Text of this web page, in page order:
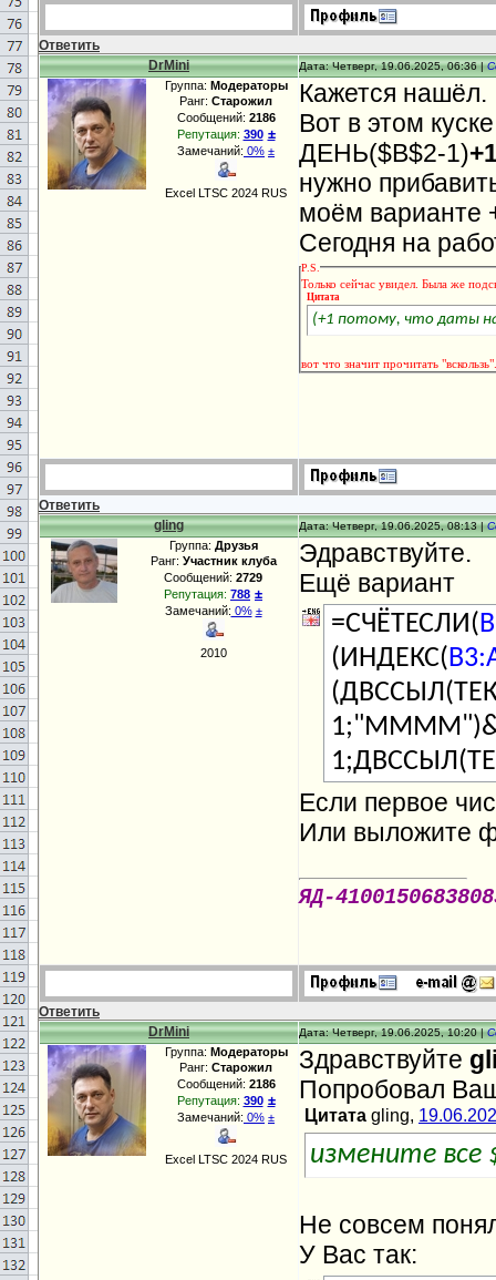
Ответить
DrMini
Дата: Четверг, 19.06.2025, 06:36 |
Группа: Модераторы
Ранг: Старожил
Сообщений: 2186
Репутация: 390 ±
Замечаний: 0% ±
Excel LTSC 2024 RUS
Кажется нашёл.
Вот в этом
ДЕНЬ($B$2-1)
нужно
моём варианте
Сегодня на
P.S.
Только сейчас увидел. Была же
Цитата
(+1 потому, что даты
вот что значит прочитать "вскользь".
Ответить
gling
Дата: Четверг, 19.06.2025, 08:13 |
Группа: Друзья
Ранг: Участник клуба
Сообщений: 2729
Репутация: 788 ±
Замечаний: 0% ±
2010
Эдравствуйте.
Ещё вариант
=СЧЁТЕСЛИ(
(ИНДЕКС(
Если первое
Или выложите
ЯД-
Ответить
DrMini
Дата: Четверг, 19.06.2025, 10:20 |
Группа: Модераторы
Ранг: Старожил
Сообщений: 2186
Репутация: 390 ±
Замечаний: 0% ±
Excel LTSC 2024 RUS
Здравствуйте
Попробовал
Цитата gling,
измените все
Не совсем
У Вас так: